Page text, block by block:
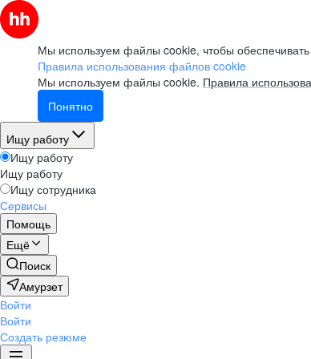
Мы используем файлы cookie, чтобы
Правила использования файлов cookie
Мы используем файлы cookie. Правила
Понятно
Ищу работу
Ищу работу
Ищу работу
Ищу сотрудника
Сервисы
Помощь
Ещё
Поиск
Амурзет
Войти
Войти
Создать резюме